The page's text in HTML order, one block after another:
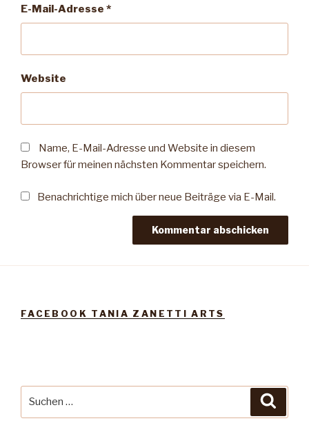
E-Mail-Adresse *
Website
Name, E-Mail-Adresse und Website in diesem
Browser für meinen nächsten Kommentar speichern.
Benachrichtige mich über neue Beiträge via E-Mail.
FACEBOOK TANIA ZANETTI ARTS